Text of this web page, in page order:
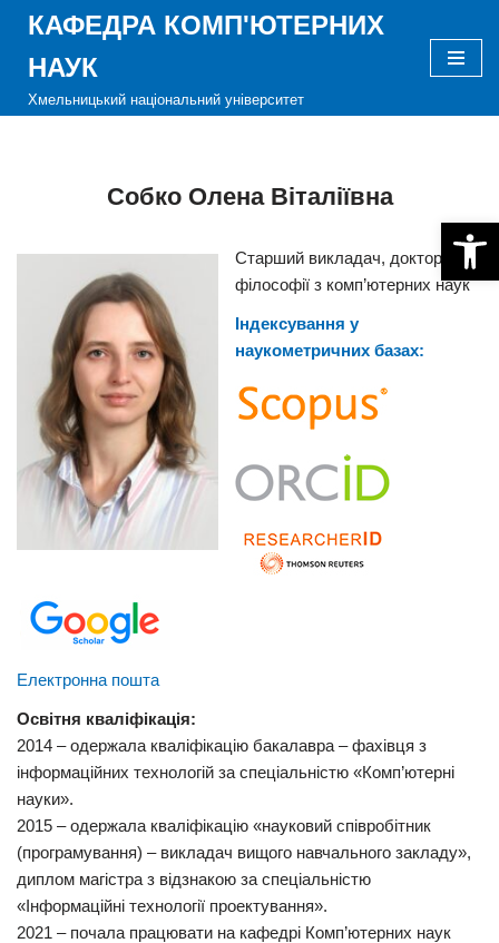
Перейти
вмісту
КАФЕДРА КОМП'ЮТЕРНИХ
НАУК
Хмельницький національний університет
Собко Олена Віталіївна
Старший викладач, доктор
філософії з комп’ютерних наук
Індексування у
наукометричних базах:
Електронна пошта
Освітня кваліфікація:
2014 – одержала кваліфікацію бакалавра – фахівця з
інформаційних технологій за спеціальністю «Комп’ютерні
науки».
2015 – одержала кваліфікацію «науковий співробітник
(програмування) – викладач вищого навчального закладу»,
диплом магістра з відзнакою за спеціальністю
«Інформаційні технології проектування».
2021 – почала працювати на кафедрі Комп’ютерних наук